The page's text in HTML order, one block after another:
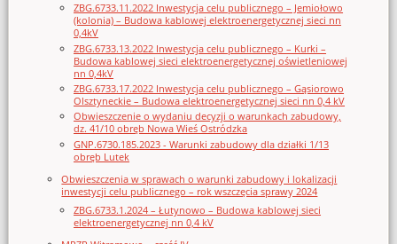
ZBG.6733.11.2022 Inwestycja celu publicznego – Jemiołowo
(kolonia) – Budowa kablowej elektroenergetycznej sieci nn
0,4kV
ZBG.6733.13.2022 Inwestycja celu publicznego – Kurki –
Budowa kablowej sieci elektroenergetycznej oświetleniowej
nn 0,4kV
ZBG.6733.17.2022 Inwestycja celu publicznego – Gąsiorowo
Olsztyneckie – Budowa elektroenergetycznej sieci nn 0,4 kV
Obwieszczenie o wydaniu decyzji o warunkach zabudowy,
dz. 41/10 obręb Nowa Wieś Ostródzka
GNP.6730.185.2023 - Warunki zabudowy dla działki 1/13
obręb Lutek
Obwieszczenia w sprawach o warunki zabudowy i lokalizacji
inwestycji celu publicznego – rok wszczęcia sprawy 2024
ZBG.6733.1.2024 – Łutynowo – Budowa kablowej sieci
elektroenergetycznej nn 0,4 kV